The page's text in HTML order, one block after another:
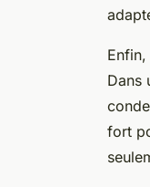
Dans
fort